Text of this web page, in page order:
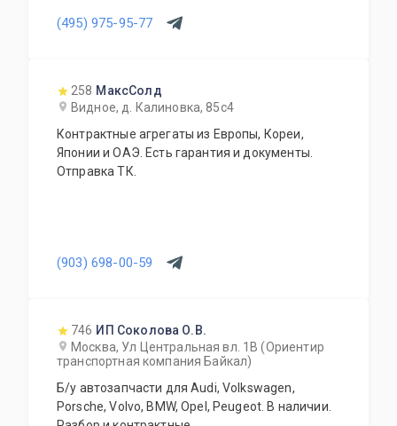
(495) 975-95-77
258 МаксСолд
Видное, д. Калиновка, 85с4
Контрактные агрегаты из Европы, Кореи,
Японии и ОАЭ. Есть гарантия и документы.
Отправка ТК.
(903) 698-00-59
746 ИП Соколова О.В.
Москва, Ул Центральная вл. 1В (Ориентир
транспортная компания Байкал)
Б/у автозапчасти для Audi, Volkswagen,
Porsche, Volvo, BMW, Opel, Peugeot. В наличии.